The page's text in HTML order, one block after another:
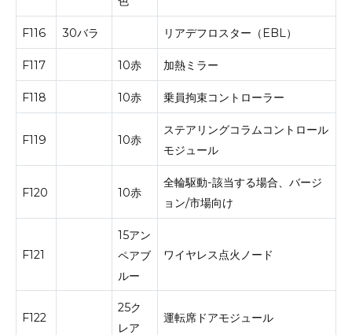
F116 30バラ リアデフロスター（EBL）
F117 10赤 加熱ミラー
F118 10赤 乗員拘束コントローラー
F119 10赤
ステアリングコラムコントロール
モジュール
F120 10赤
全輪駆動-該当する場合、バージ
ョン/市場向け
F121
15アン
ペアブ
ルー
ワイヤレス点火ノード
F122
25ク
レア
運転席ドアモジュール